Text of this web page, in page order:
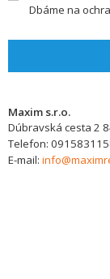
Dbáme na
Maxim s.r.o.
Dúbravská cesta 2
Telefon:
E-mail: